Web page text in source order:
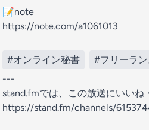
📝note
https://note.com/a1061013
#オンライン秘書 #フリーラン
---
stand.fmでは、この放送にいいね
https://stand.fm/channels/